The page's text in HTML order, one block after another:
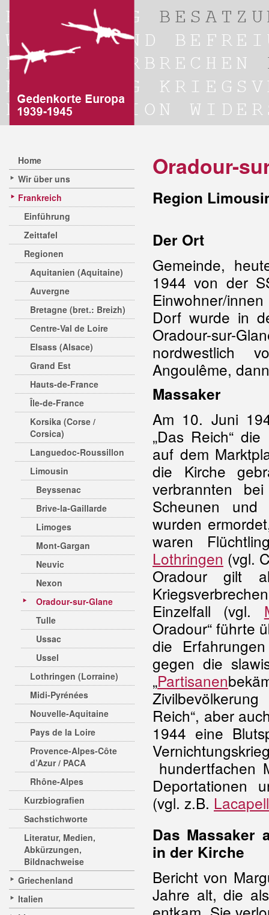
Home
Wir über uns
Frankreich
Einführung
Zeittafel
Regionen
Aquitanien (Aquitaine)
Auvergne
Bretagne (bret.: Breizh)
Centre-Val de Loire
Elsass (Alsace)
Grand Est
Hauts-de-France
Île-de-France
Korsika (Corse /
Corsica)
Languedoc-Roussillon
Limousin
Beyssenac
Brive-la-Gaillarde
Limoges
Mont-Gargan
Neuvic
Nexon
Oradour-sur-Glane
Tulle
Ussac
Ussel
Lothringen (Lorraine)
Midi-Pyrénées
Nouvelle-Aquitaine
Pays de la Loire
Provence-Alpes-Côte
d’Azur / PACA
Rhône-Alpes
Kurzbiografien
Sachstichworte
Literatur, Medien,
Abkürzungen,
Bildnachweise
Griechenland
Italien
Oradour-
Region
Der Ort
Gemeinde,
1944 von der
Einwohner/
Dorf wurde in
Oradour-
nordwestlich
Angoulême,
Massaker
Am 10. Juni
„Das Reich“
auf dem
die Kirche
verbrannten
Scheunen und
wurden
waren
Lothringen (vgl.
Oradour gilt
Einzelfall (vgl.
Oradour“ führte
die
gegen die
„Partisanen
Reich“, aber
1944 eine
hundertfachen
Deportationen
(vgl. z.B.
Das Massaker
in der Kirche
Bericht von
Jahre alt, die